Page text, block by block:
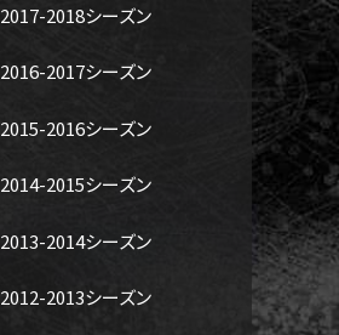
2017-2018シーズン
2016-2017シーズン
2015-2016シーズン
2014-2015シーズン
2013-2014シーズン
2012-2013シーズン